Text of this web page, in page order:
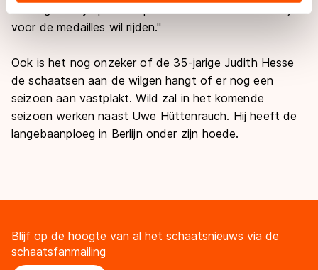
adequaat beschermingsniveau geldt volgens de GDPR.
Door op ‘Toestaan’ te klikken, stemt u in met deze
voor de medailles wil rijden."
Ook is het nog onzeker of de 35-jarige Judith Hesse
de schaatsen aan de wilgen hangt of er nog een
seizoen aan vastplakt. Wild zal in het komende
seizoen werken naast Uwe Hüttenrauch. Hij heeft de
langebaanploeg in Berlijn onder zijn hoede.
Blijf op de hoogte van al het schaatsnieuws via de
schaatsfanmailing